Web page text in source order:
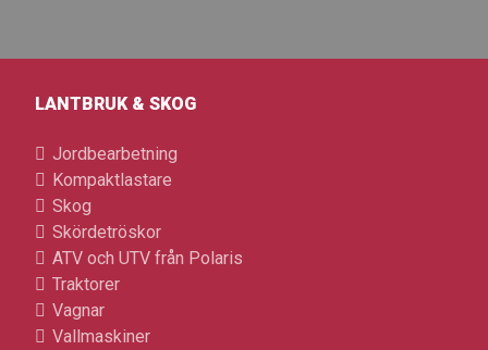
LANTBRUK & SKOG
Jordbearbetning
Kompaktlastare
Skog
Skördetröskor
ATV och UTV från Polaris
Traktorer
Vagnar
Vallmaskiner